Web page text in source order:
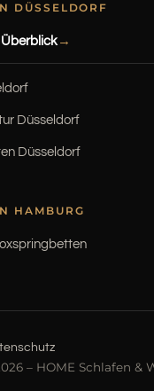
DÜSSELDORF
Überblick
Düsseldorf
Düsseldorf
HAMBURG
– HOME Schlafen &